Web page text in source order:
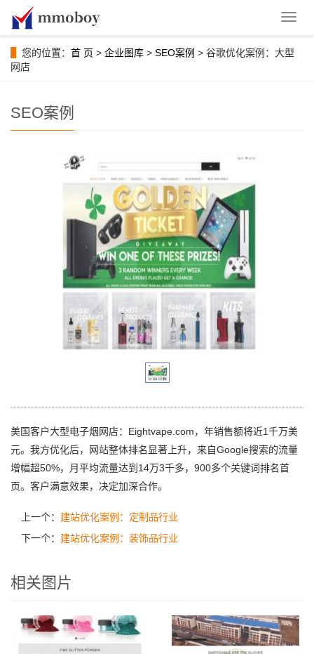
导
菜
单
您的位置： 首 页 > 企业图库 > SEO案例 > 谷歌优化案例：大型
网店
SEO案例
美国客户大型电子烟网店：Eightvape.com，年销售额将近1千万美
元。我方优化后，网站整体排名显著上升，来自Google搜索的流量
增幅超50%，月平均流量达到14万3千多，900多个关键词排名首
页。客户满意效果，决定加深合作。
上一个： 建站优化案例：定制品行业
下一个： 建站优化案例：装饰品行业
相关图片